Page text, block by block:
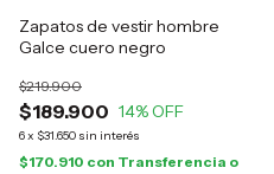
Zapatos de vestir hombre
Galce cuero negro
$189.900
$219.900
14% OFF
6x $31.650 sin interés
$170.910 con Transferencia o